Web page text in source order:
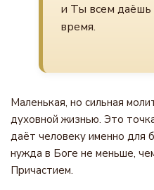
и Ты всем
время.
Маленькая, но сильная
духовной жизнью. Это
даёт человеку именно для
нужда в Боге не меньше,
Причастием.